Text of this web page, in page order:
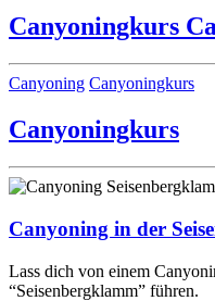
Canyoningkurs
Kategorien
Canyoning Canyoningkurs
Canyoningkurs
Canyoning in der
Lass dich von einem
“Seisenbergklamm” führen.